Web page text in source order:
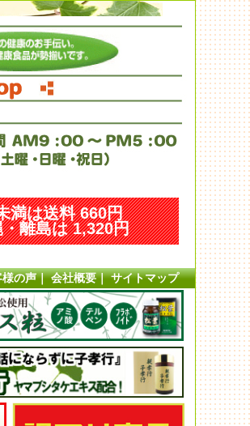
満は送料 660円
離島は 1,320円
様の声｜会社概要｜サイトマップ